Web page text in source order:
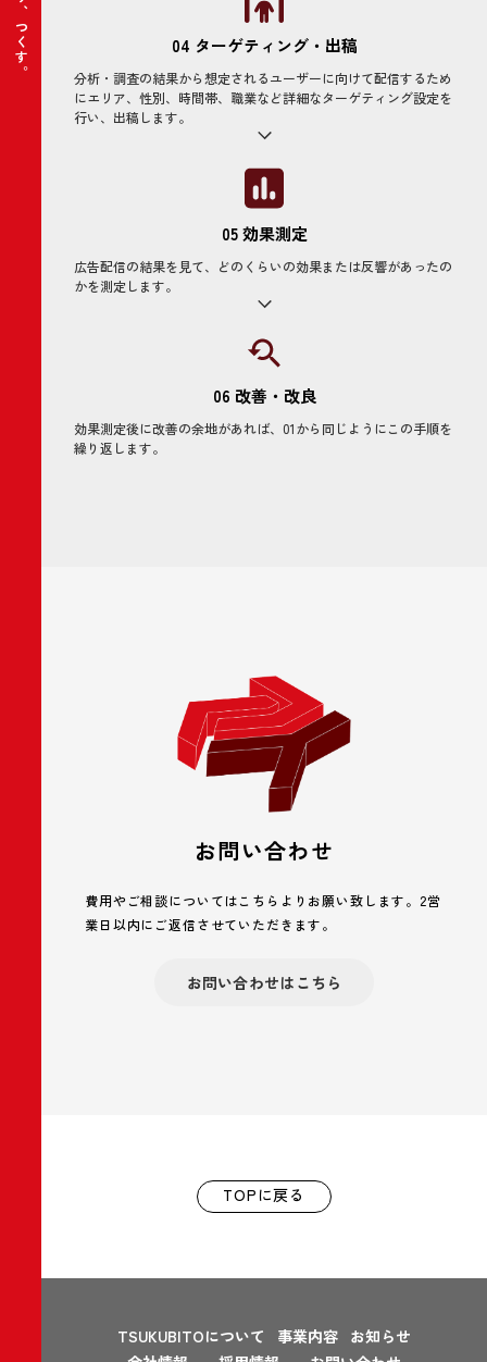
04 ターゲティング・出稿
分析・調査の結果から想定されるユーザーに向けて配信するため
にエリア、性別、時間帯、職業など詳細なターゲティング設定を
行い、出稿します。
05 効果測定
広告配信の結果を見て、どのくらいの効果または反響があったの
かを測定します。
06 改善・改良
効果測定後に改善の余地があれば、01から同じようにこの手順を
繰り返します。
お問い合わせ
費用やご相談についてはこちらよりお願い致します。 2営
業日以内にご返信させていただきます。
お問い合わせはこちら
TOPに戻る
TSUKUBITOについて 事業内容
お知らせ